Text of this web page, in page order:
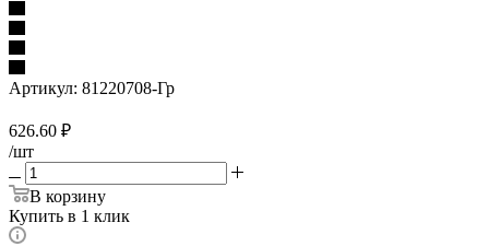
Артикул: 81220708-Гр
626.60 ₽
/шт
В корзину
Купить в 1 клик